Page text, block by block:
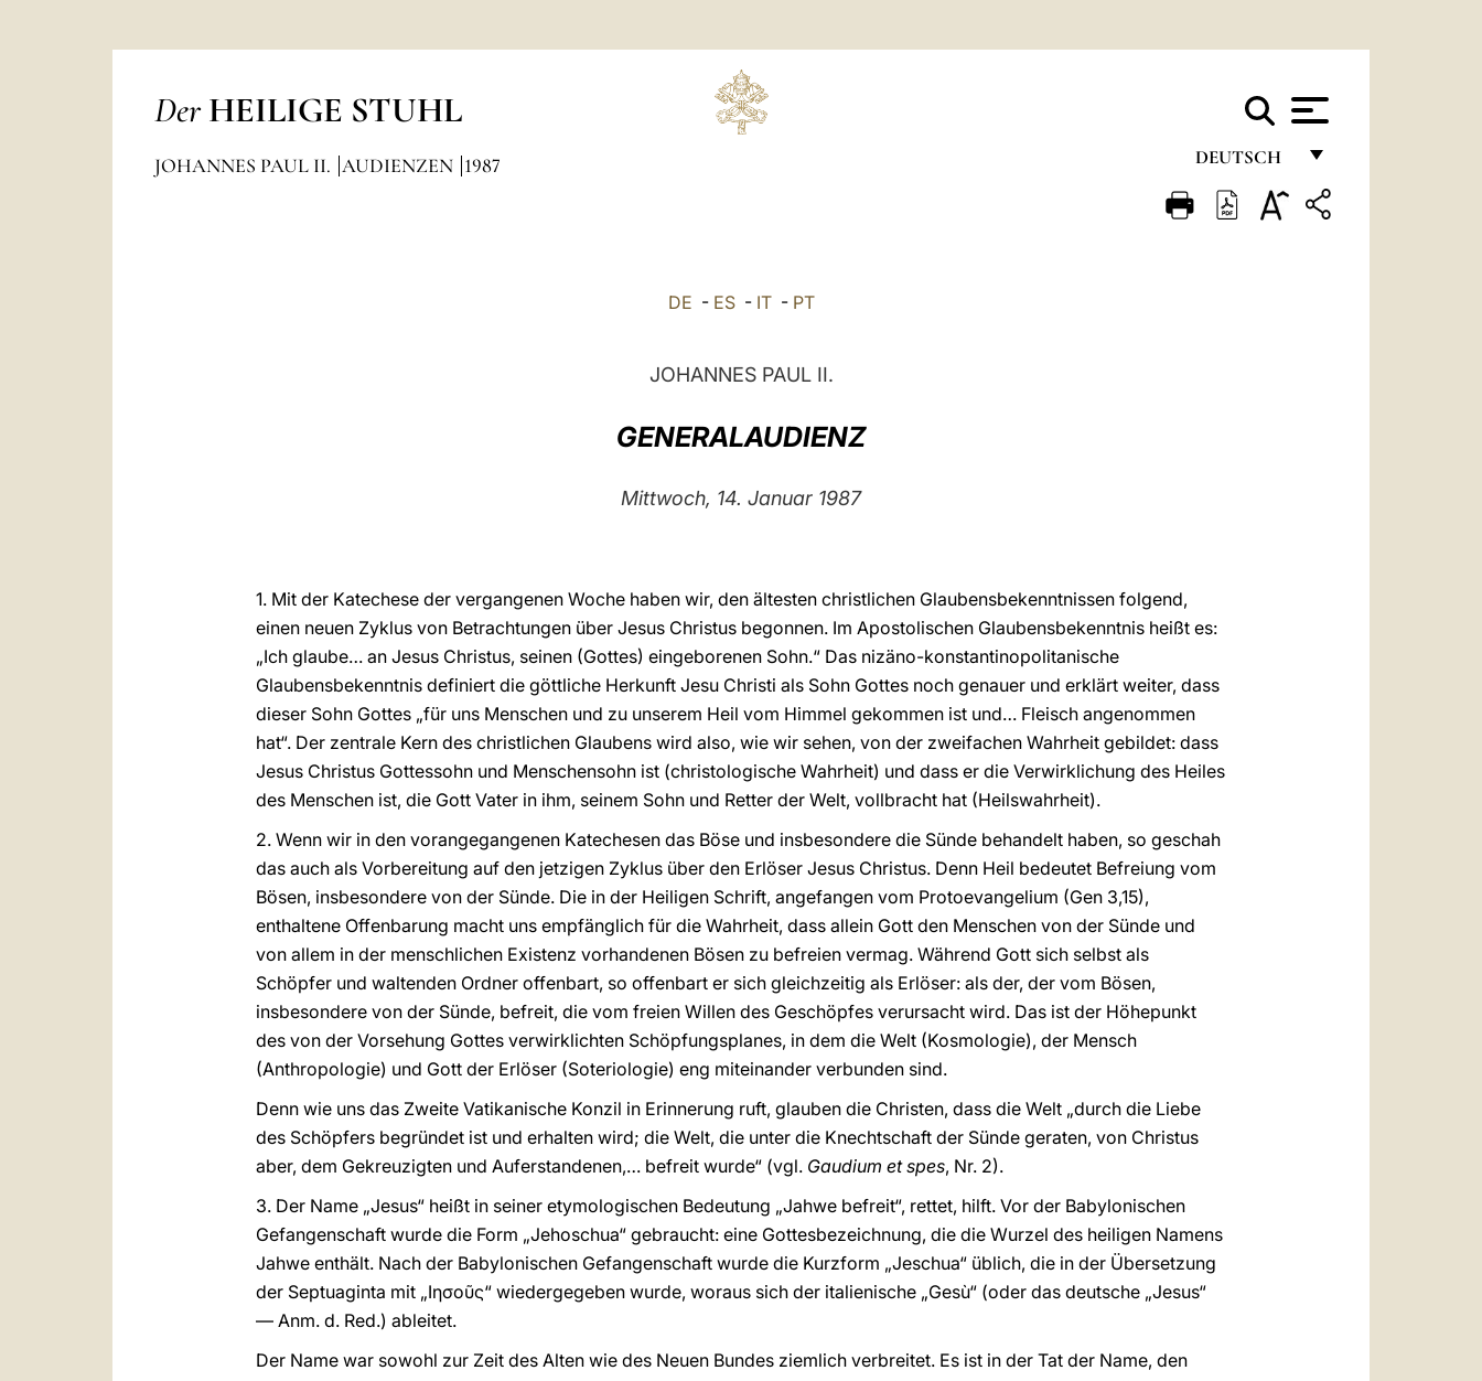
Der HEILIGE STUHL
DEUTSCH
FRANÇAIS
JOHANNES PAUL II. AUDIENZEN 1987
DE - ES- IT- PT
JOHANNES PAUL II.
GENERALAUDIENZ
Mittwoch, 14. Januar 1987
1. Mit der Katechese der vergangenen Woche haben wir, den ältesten christlichen Glaubensbekenntnissen folgend,
einen neuen Zyklus von Betrachtungen über Jesus Christus begonnen. Im Apostolischen Glaubensbekenntnis heißt es:
„Ich glaube… an Jesus Christus, seinen (Gottes) eingeborenen Sohn.“ Das nizäno-konstantinopolitanische
Glaubensbekenntnis definiert die göttliche Herkunft Jesu Christi als Sohn Gottes noch genauer und erklärt weiter, dass
dieser Sohn Gottes „für uns Menschen und zu unserem Heil vom Himmel gekommen ist und… Fleisch angenommen
hat“. Der zentrale Kern des christlichen Glaubens wird also, wie wir sehen, von der zweifachen Wahrheit gebildet: dass
Jesus Christus Gottessohn und Menschensohn ist (christologische Wahrheit) und dass er die Verwirklichung des Heiles
des Menschen ist, die Gott Vater in ihm, seinem Sohn und Retter der Welt, vollbracht hat (Heilswahrheit).
2. Wenn wir in den vorangegangenen Katechesen das Böse und insbesondere die Sünde behandelt haben, so geschah
das auch als Vorbereitung auf den jetzigen Zyklus über den Erlöser Jesus Christus. Denn Heil bedeutet Befreiung vom
Bösen, insbesondere von der Sünde. Die in der Heiligen Schrift, angefangen vom Protoevangelium (Gen 3,15),
enthaltene Offenbarung macht uns empfänglich für die Wahrheit, dass allein Gott den Menschen von der Sünde und
von allem in der menschlichen Existenz vorhandenen Bösen zu befreien vermag. Während Gott sich selbst als
Schöpfer und waltenden Ordner offenbart, so offenbart er sich gleichzeitig als Erlöser: als der, der vom Bösen,
insbesondere von der Sünde, befreit, die vom freien Willen des Geschöpfes verursacht wird. Das ist der Höhepunkt
des von der Vorsehung Gottes verwirklichten Schöpfungsplanes, in dem die Welt (Kosmologie), der Mensch
(Anthropologie) und Gott der Erlöser (Soteriologie) eng miteinander verbunden sind.
Denn wie uns das Zweite Vatikanische Konzil in Erinnerung ruft, glauben die Christen, dass die Welt „durch die Liebe
des Schöpfers begründet ist und erhalten wird; die Welt, die unter die Knechtschaft der Sünde geraten, von Christus
aber, dem Gekreuzigten und Auferstandenen,… befreit wurde“ (vgl. Gaudium et spes, Nr. 2).
3. Der Name „Jesus“ heißt in seiner etymologischen Bedeutung „Jahwe befreit“, rettet, hilft. Vor der Babylonischen
Gefangenschaft wurde die Form „Jehoschua“ gebraucht: eine Gottesbezeichnung, die die Wurzel des heiligen Namens
Jahwe enthält. Nach der Babylonischen Gefangenschaft wurde die Kurzform „Jeschua“ üblich, die in der Übersetzung
der Septuaginta mit „Ιησοῦς“ wiedergegeben wurde, woraus sich der italienische „Gesù“ (oder das deutsche „Jesus“
— Anm. d. Red.) ableitet.
Der Name war sowohl zur Zeit des Alten wie des Neuen Bundes ziemlich verbreitet. Es ist in der Tat der Name, den